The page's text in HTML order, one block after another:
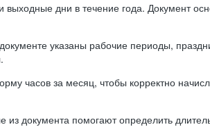
дни в течение года. Документ
указаны рабочие периоды,
часов за месяц, чтобы корректно
документа помогают определить